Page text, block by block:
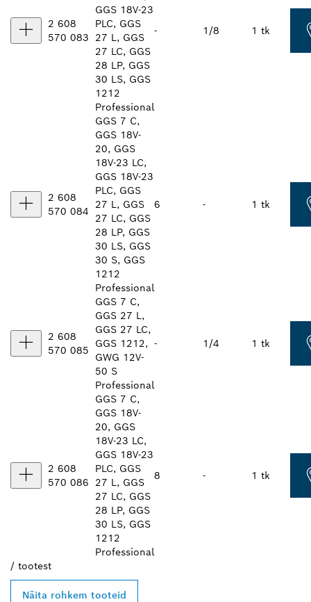
2 608
570 083
GGS 18V-23
PLC, GGS
27 L, GGS
27 LC, GGS
28 LP, GGS
30 LS, GGS
1212
Professional
- 1/8 1 tk
2 608
570 084
GGS 7 C,
GGS 18V-
20, GGS
18V-23 LC,
GGS 18V-23
PLC, GGS
27 L, GGS
27 LC, GGS
28 LP, GGS
30 LS, GGS
30 S, GGS
1212
Professional
6 - 1 tk
2 608
570 085
GGS 7 C,
GGS 27 L,
GGS 27 LC,
GGS 1212,
GWG 12V-
50 S
Professional
- 1/4 1 tk
2 608
570 086
GGS 7 C,
GGS 18V-
20, GGS
18V-23 LC,
GGS 18V-23
PLC, GGS
27 L, GGS
27 LC, GGS
28 LP, GGS
30 LS, GGS
1212
Professional
8 - 1 tk
/ tootest
Näita rohkem tooteid